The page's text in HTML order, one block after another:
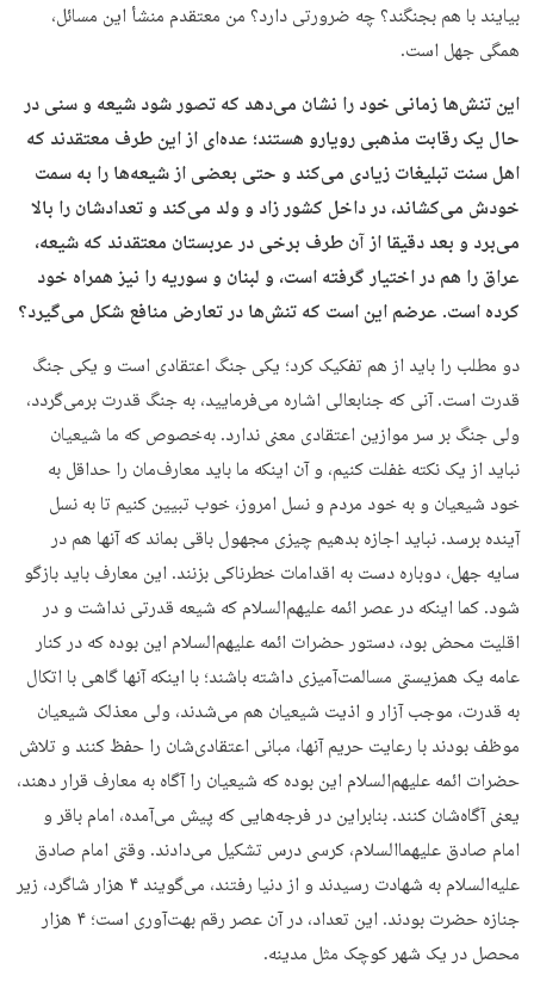
بیایند با هم بجنگند؟ چه ضرورتی دارد؟ من معتقدم منشأ این مسائل،
همگی جهل است.
این تنش‌ها زمانی خود را نشان می‌دهد که تصور شود شیعه و سنی در
حال یک رقابت مذهبی رویارو هستند؛ عده‌ای از این طرف معتقدند که
اهل سنت تبلیغات زیادی می‌کند و حتی بعضی از شیعه‌ها را به سمت
خودش می‌کشاند، در داخل کشور زاد و ولد می‌کند و تعدادشان را بالا
می‌برد و بعد دقیقا از آن طرف برخی در عربستان معتقدند که شیعه،
عراق را هم در اختیار گرفته است، و لبنان و سوریه را نیز همراه خود
کرده است. عرضم این است که تنش‌ها در تعارض منافع شکل می‌گیرد؟
دو مطلب را باید از هم تفکیک کرد؛ یکی جنگ اعتقادی است و یکی جنگ
قدرت است. آنی که جنابعالی اشاره می‌فرمایید، به جنگ قدرت برمی‌گردد،
ولی جنگ بر سر موازین اعتقادی معنی ندارد. به‌خصوص که ما شیعیان
نباید از یک نکته غفلت کنیم، و آن اینکه ما باید معارف‌مان را حداقل به
خود شیعیان و به خود مردم و نسل امروز، خوب تبیین کنیم تا به نسل
آینده برسد. نباید اجازه بدهیم چیزی مجهول باقی بماند که آنها هم در
سایه جهل، دوباره دست به اقدامات خطرناکی بزنند. این معارف باید بازگو
شود. کما اینکه در عصر ائمه علیهم‌السلام که شیعه قدرتی نداشت و در
اقلیت محض بود، دستور حضرات ائمه علیهم‌السلام این بوده که در کنار
عامه یک همزیستی مسالمت‌آمیزی داشته باشند؛ با اینکه آنها گاهی با اتکال
به قدرت، موجب آزار و اذیت شیعیان هم می‌شدند، ولی معذلک شیعیان
موظف بودند با رعایت حریم آنها، مبانی اعتقادی‌شان را حفظ کنند و تلاش
حضرات ائمه علیهم‌السلام این بوده که شیعیان را آگاه به معارف قرار دهند،
یعنی آگاه‌شان کنند. بنابراین در فرجه‌هایی که پیش می‌آمده، امام باقر و
امام صادق علیهما‌السلام، کرسی درس تشکیل می‌دادند. وقتی امام صادق
علیه‌السلام به شهادت رسیدند و از دنیا رفتند، می‌گویند ۴ هزار شاگرد، زیر
جنازه حضرت بودند. این تعداد، در آن عصر رقم بهت‌آوری است؛ ۴ هزار
محصل در یک شهر کوچک مثل مدینه.